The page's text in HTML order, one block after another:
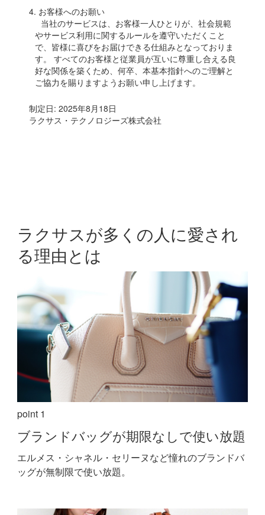
4. お客様へのお願い
当社のサービスは、お客様一人ひとりが、社会規範
やサービス利用に関するルールを遵守いただくこと
で、皆様に喜びをお届けできる仕組みとなっておりま
す。 すべてのお客様と従業員が互いに尊重し合える良
好な関係を築くため、何卒、本基本指針へのご理解と
ご協力を賜りますようお願い申し上げます。
制定日: 2025年8月18日
ラクサス・テクノロジーズ株式会社
ラクサスが多くの人に愛され
る理由とは
point 1
ブランドバッグが期限なしで使い放題
エルメス・シャネル・セリーヌなど憧れのブランドバ
ッグが無制限で使い放題。